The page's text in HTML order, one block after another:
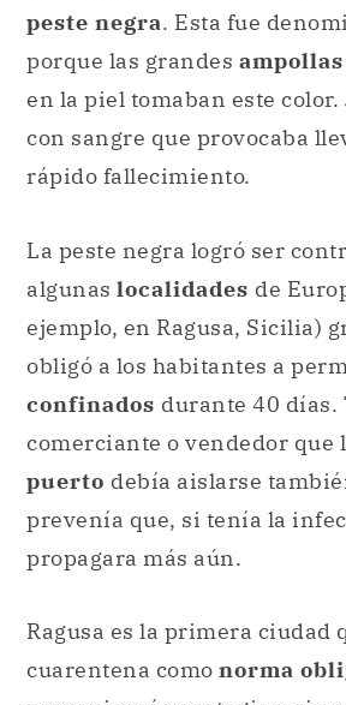
peste negra. Esta fue
porque las grandes ampollas
en la piel tomaban este color.
con sangre que provocaba
rápido fallecimiento.
La peste negra logró ser
algunas localidades de
ejemplo, en Ragusa, Sicilia)
obligó a los habitantes a
confinados durante 40 días.
comerciante o vendedor que
puerto debía aislarse
prevenía que, si tenía la
propagara más aún.
Ragusa es la primera ciudad
cuarentena como norma